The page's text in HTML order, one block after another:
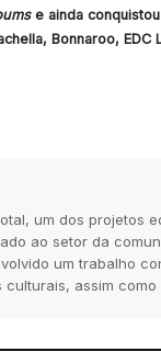
e ainda
Bonnaroo, EDC
um dos projetos
ao setor da
um trabalho
assim